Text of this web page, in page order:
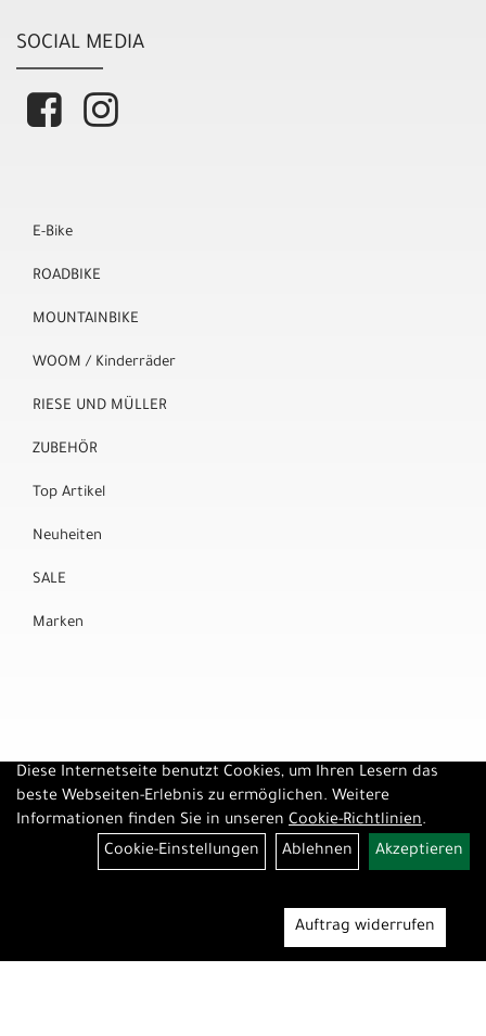
SOCIAL MEDIA
E-Bike
ROADBIKE
MOUNTAINBIKE
WOOM / Kinderräder
RIESE UND MÜLLER
ZUBEHÖR
Top Artikel
Neuheiten
SALE
Marken
Diese Internetseite benutzt Cookies, um Ihren Lesern das
beste Webseiten-Erlebnis zu ermöglichen. Weitere
Informationen finden Sie in unseren Cookie-Richtlinien.
Cookie-Einstellungen
Ablehnen Akzeptieren
Auftrag widerrufen